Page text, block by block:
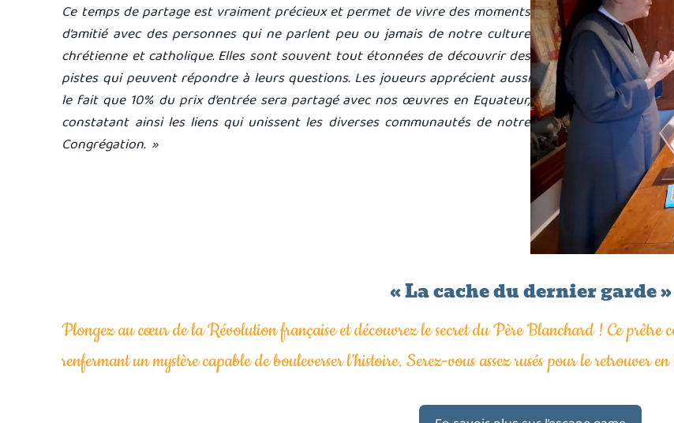
Ce temps de partage est vraiment précieux et permet de vivre des moments
d’amitié avec des personnes qui ne parlent peu ou jamais de notre culture
chrétienne et catholique. Elles sont souvent tout étonnées de découvrir des
pistes qui peuvent répondre à leurs questions. Les joueurs apprécient aussi
le fait que 10% du prix d’entrée sera partagé avec nos œuvres en Equateur,
constatant ainsi les liens qui unissent les diverses communautés de notre
Congrégation. »
« La cache du dernier garde »
Plongez au cœur de la Révolution française et découvrez le secret du Père Blanchard ! Ce prêtre
renfermant un mystère capable de bouleverser l’histoire. Serez-vous assez rusés pour le retrouver